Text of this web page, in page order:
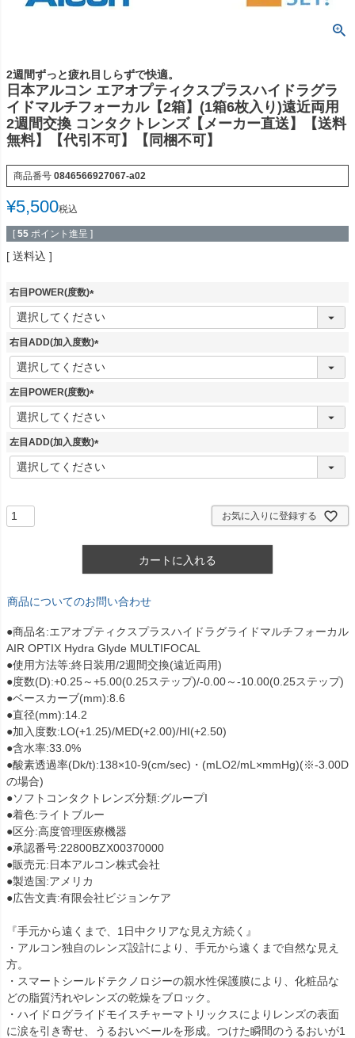
2週間ずっと疲れ目しらずで快適。
日本アルコン エアオプティクスプラスハイドラグラ
イドマルチフォーカル【2箱】(1箱6枚入り)遠近両用
2週間交換 コンタクトレンズ【メーカー直送】【送料
無料】【代引不可】【同梱不可】
商品番号 0846566927067-a02
¥5,500税込
[ 55 ポイント進呈 ]
送料込
右目POWER(度数)
(
必
須
右目ADD(加入度数)
(
必
左目POWER(度数)
(
必
須
左目ADD(加入度数)
(
必
お気に入りに登録する
カートに入れる
商品についてのお問い合わせ
●商品名:エアオプティクスプラスハイドラグライドマルチフォーカル
AIR OPTIX Hydra Glyde MULTIFOCAL
●使用方法等:終日装用/2週間交換(遠近両用)
●度数(D):+0.25～+5.00(0.25ステップ)/-0.00～-10.00(0.25ステップ)
●ベースカーブ(mm):8.6
●直径(mm):14.2
●加入度数:LO(+1.25)/MED(+2.00)/HI(+2.50)
●含水率:33.0%
●酸素透過率(Dk/t):138×10-9(cm/sec)・(mLO2/mL×mmHg)(※-3.00D
の場合)
●ソフトコンタクトレンズ分類:グループI
●着色:ライトブルー
●区分:高度管理医療機器
●承認番号:22800BZX00370000
●販売元:日本アルコン株式会社
●製造国:アメリカ
●広告文責:有限会社ビジョンケア
『手元から遠くまで、1日中クリアな見え方続く』
・アルコン独自のレンズ設計により、手元から遠くまで自然な見え
方。
・スマートシールドテクノロジーの親水性保護膜により、化粧品な
どの脂質汚れやレンズの乾燥をブロック。
・ハイドログライドモイスチャーマトリックスによりレンズの表面
に涙を引き寄せ、うるおいベールを形成。つけた瞬間のうるおいが1